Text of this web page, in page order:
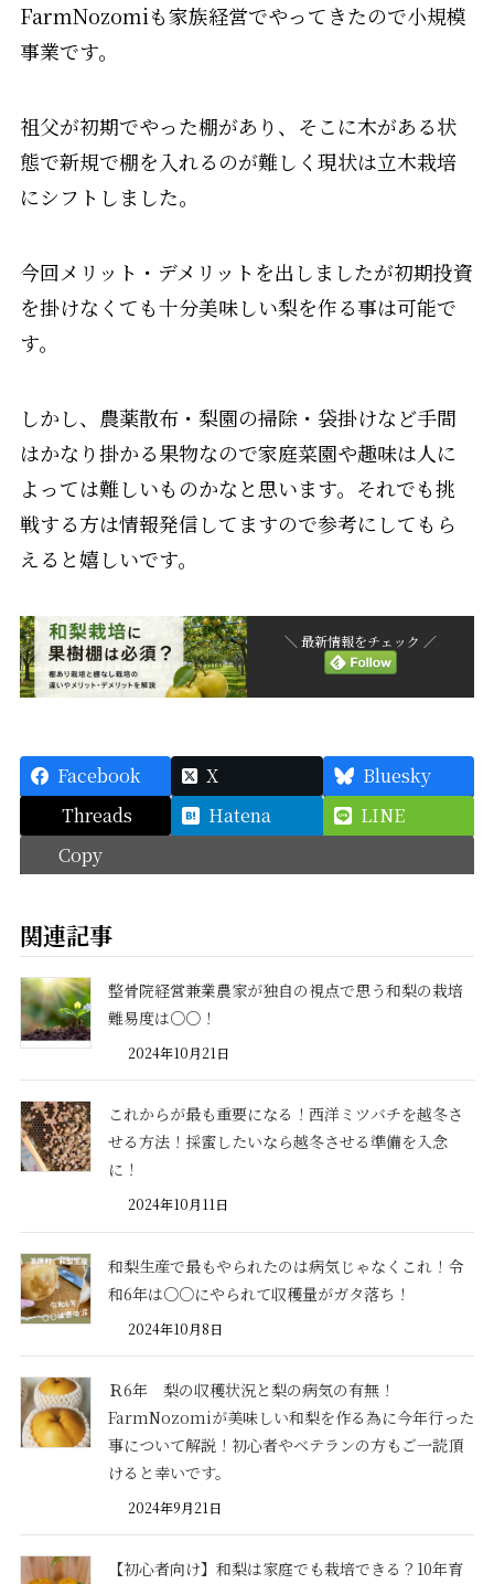
FarmNozomiも家族経営でやってきたので小規模
事業です。
祖父が初期でやった棚があり、そこに木がある状
態で新規で棚を入れるのが難しく現状は立木栽培
にシフトしました。
今回メリット・デメリットを出しましたが初期投資
を掛けなくても十分美味しい梨を作る事は可能で
す。
しかし、農薬散布・梨園の掃除・袋掛けなど手間
はかなり掛かる果物なので家庭菜園や趣味は人に
よっては難しいものかなと思います。それでも挑
戦する方は情報発信してますので参考にしてもら
えると嬉しいです。
＼ 最新情報をチェック ／
Facebook X
Bluesky
Threads
Hatena
LINE
Copy
関連記事
整骨院経営兼業農家が独自の視点で思う和梨の栽培
難易度は○○！
2024年10月21日
これからが最も重要になる！西洋ミツバチを越冬さ
せる方法！採蜜したいなら越冬させる準備を入念
に！
2024年10月11日
和梨生産で最もやられたのは病気じゃなくこれ！令
和6年は○○にやられて収穫量がガタ落ち！
2024年10月8日
Ｒ6年 梨の収穫状況と梨の病気の有無！
FarmNozomiが美味しい和梨を作る為に今年行った
事について解説！初心者やベテランの方もご一読頂
けると幸いです。
2024年9月21日
【初心者向け】和梨は家庭でも栽培できる？10年育